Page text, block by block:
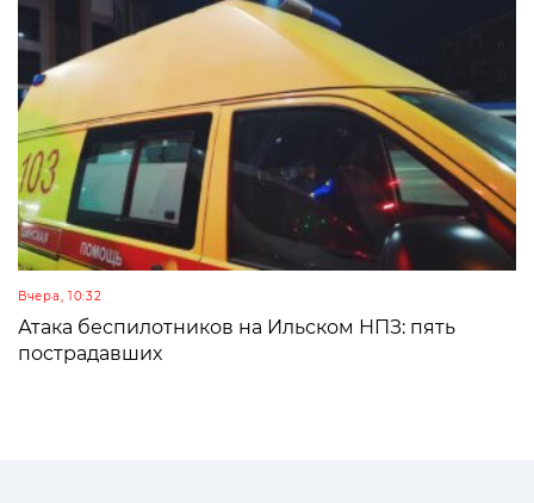
Вчера, 10:32
Атака беспилотников на Ильском НПЗ: пять
пострадавших